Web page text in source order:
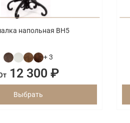
напольная ВН5
+ 3
12 300 ₽
Выбрать